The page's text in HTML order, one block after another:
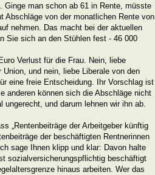
Ginge man schon ab 61 in Rente, müsste
Abschläge von der monatlichen Rente von
nehmen. Das macht bei der aktuellen
Sie sich an den Stühlen fest - 46 000
Verlust für die Frau. Nein, liebe
und nein, liebe Liberale von den
eine freie Entscheidung. Ihr Vorschlag ist
anderen können sich die Abschläge nicht
ungerecht, und darum lehnen wir ihn ab.
„Rentenbeiträge der Arbeitgeber künftig
der beschäftigten Rentnerinnen
sage Ihnen klipp und klar: Davon halte
sozialversicherungspflichtig beschäftigt
hinaus arbeiten. Wer das